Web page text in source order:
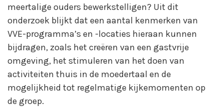
meertalige ouders bewerkstelligen? Uit dit
onderzoek blijkt dat een aantal kenmerken van
VVE-programma’s en -locaties hieraan kunnen
bijdragen, zoals het creëren van een gastvrije
omgeving, het stimuleren van het doen van
activiteiten thuis in de moedertaal en de
mogelijkheid tot regelmatige kijkemomenten op
de groep.